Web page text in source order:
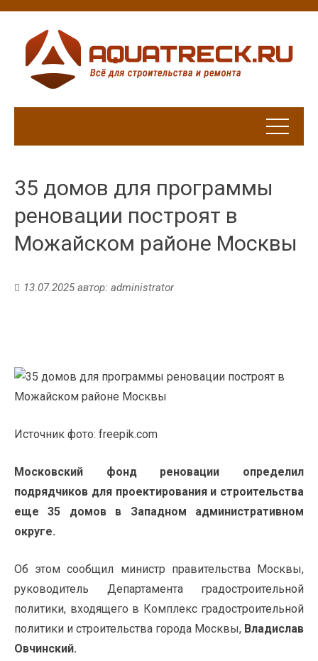
35 домов для программы
реновации построят в
Можайском районе Москвы
13.07.2025автор: administrator
Источник фото: freepik.com
Московский фонд реновации определил
подрядчиков для проектирования и строительства
еще 35 домов в Западном административном
округе.
Об этомсообщил министр правительства Москвы,
руководитель Департамента градостроительной
политики, входящего в Комплекс градостроительной
политики и строительства города Москвы, Владислав
Овчинский.